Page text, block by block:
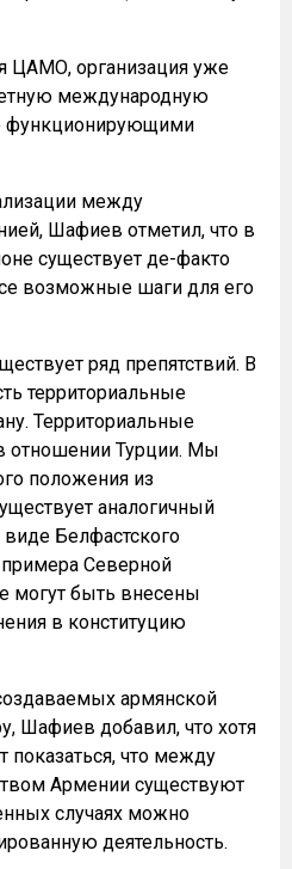
ЦАМО, организация уже
международную
функционирующими
между
Шафиев отметил, что в
существует де-факто
возможные шаги для его
ряд препятствий. В
территориальные
Территориальные
отношении Турции. Мы
положения из
аналогичный
Белфастского
Северной
могут быть внесены
в конституцию
армянской
Шафиев добавил, что хотя
что между
Армении существуют
случаях можно
деятельность.